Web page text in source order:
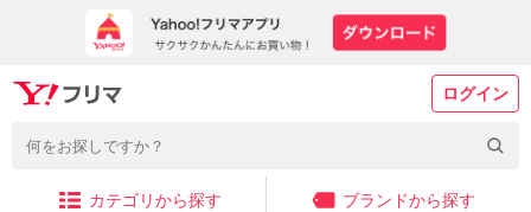
ログイン
カテゴリから探す ブランドから探す